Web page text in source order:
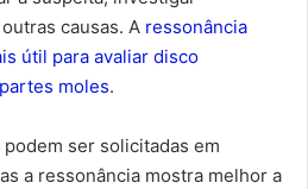
causas. A ressonância
útil para avaliar disco
moles.
ser solicitadas em
a ressonância mostra melhor a